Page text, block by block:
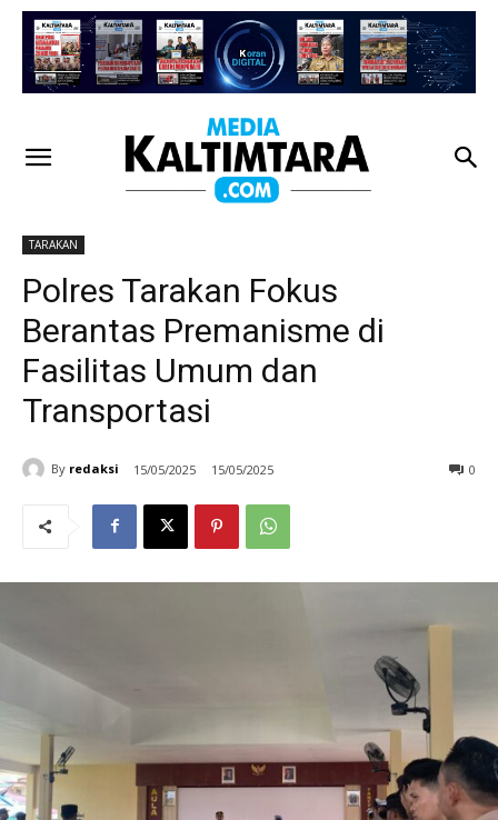
TARAKAN
Polres Tarakan Fokus
Berantas Premanisme di
Fasilitas Umum dan
Transportasi
By redaksi 15/05/2025 15/05/2025 0